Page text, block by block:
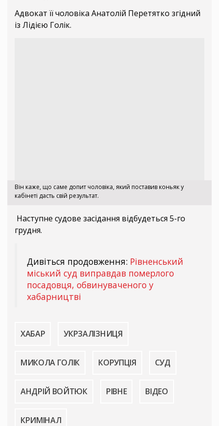
Адвокат її чоловіка Анатолій Перетятко згідний
із Лідією Голік.
Він каже, що саме допит чоловіка, який поставив коньяк у
кабінеті дасть свій результат.
Наступне судове засідання відбудеться 5-го
грудня.
Дивіться продовження: Рівненський
міський суд виправдав померлого
посадовця, обвинуваченого у
хабарництві
ХАБАР УКРЗАЛІЗНИЦЯ
МИКОЛА ГОЛІК КОРУПЦІЯ СУД
АНДРІЙ ВОЙТЮК РІВНЕ ВІДЕО
КРИМІНАЛ